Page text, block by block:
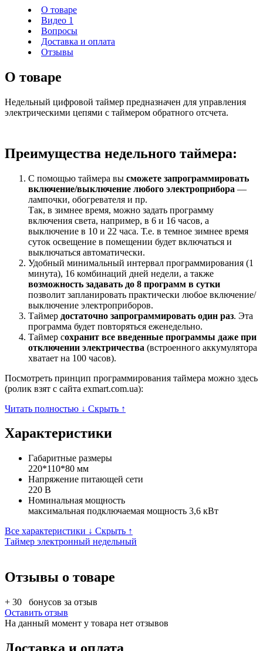
О товаре
Видео 1
Вопросы
Доставка и оплата
Отзывы
О товаре
Недельный цифровой таймер предназначен для управления
электрическими цепями с таймером обратного отсчета.
Преимущества недельного таймера:
С помощью таймера вы сможете запрограммировать
включение/выключение любого электроприбора ―
лампочки, обогревателя и пр.
Так, в зимнее время, можно задать программу
включения света, например, в 6 и 16 часов, а
выключение в 10 и 22 часа. Т.е. в темное зимнее время
суток освещение в помещении будет включаться и
выключаться автоматически.
Удобный минимальный интервал программирования (1
минута), 16 комбинаций дней недели, а также
возможность задавать до 8 программ в сутки
позволит запланировать практически любое включение/
выключение электроприборов.
Таймер достаточно запрограммировать один раз. Эта
программа будет повторяться еженедельно.
Таймер сохранит все введенные программы даже при
отключении электричества (встроенного аккумулятора
хватает на 100 часов).
Посмотреть принцип программирования таймера можно здесь
(ролик взят с сайта exmart.com.ua):
Читать полностью ↓ Скрыть ↑
Характеристики
Габаритные размеры
220*110*80 мм
Напряжение питающей сети
220 В
Номинальная мощность
максимальная подключаемая мощность 3,6 кВт
Все характеристики ↓ Скрыть ↑
Таймер электронный недельный
Отзывы о товаре
+ 30
бонусов за отзыв
Оставить отзыв
На данный момент у товара нет отзывов